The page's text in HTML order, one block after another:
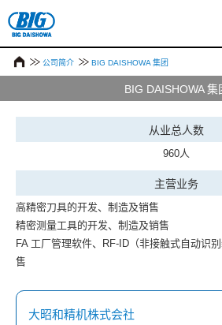
公司简介 BIG DAISHOWA 集团
BIG DAISHOWA 集
从业总人数
960人
主营业务
高精密刀具的开发、制造及销售
精密测量工具的开发、制造及销售
FA 工厂管理软件、RF-ID（非接触式自动识
售
大昭和精机株式会社